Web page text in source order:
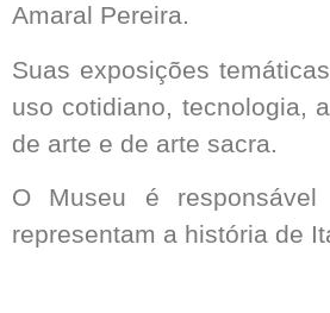
Amaral Pereira.
Suas exposições
uso cotidiano, tecnologia,
de arte e de arte sacra.
O Museu é
representam a história de